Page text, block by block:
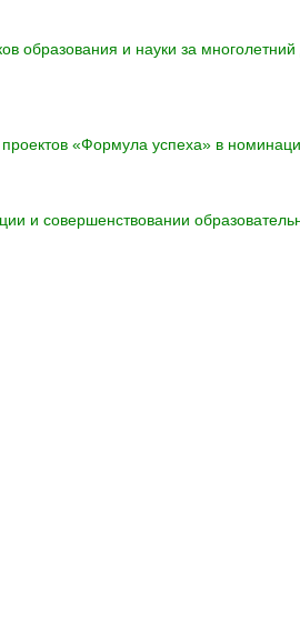
и науки за
«Формула успеха» в
и совершенствовании